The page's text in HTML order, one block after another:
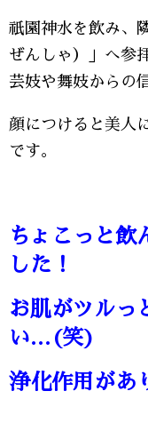
祇園神水を飲み、
ぜんしゃ）」へ参
芸妓や舞妓からの
顔につけると美人
です。
ちょこっと飲
した！
お肌がツルっ
い…(笑)
浄化作用があ